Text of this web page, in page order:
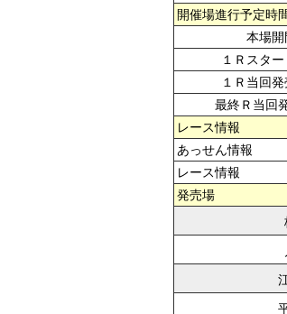
開催場進行予定時
本場開
１Ｒスタ
１Ｒ当回
最終Ｒ当回
レース情報
あっせん情報
レース情報
発売場